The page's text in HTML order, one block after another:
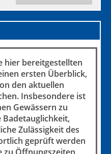
hier bereitgestellten
ersten Überblick,
den aktuellen
Insbesondere ist
Gewässern zu
Badetauglichkeit,
Zulässigkeit des
geprüft werden